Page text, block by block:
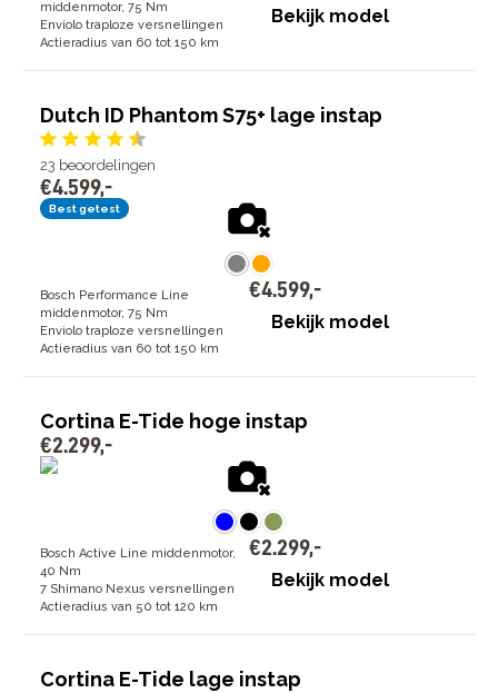
middenmotor, 75 Nm
Enviolo traploze versnellingen
Actieradius van 60 tot 150 km
Bekijk model
Dutch ID Phantom S75+ lage instap
23 beoordelingen
€4.599,-
Best getest
Bosch Performance Line
middenmotor, 75 Nm
Enviolo traploze versnellingen
Actieradius van 60 tot 150 km
€4.599,-
Bekijk model
Cortina E-Tide hoge instap
€2.299,-
Bosch Active Line middenmotor,
40 Nm
7 Shimano Nexus versnellingen
Actieradius van 50 tot 120 km
€2.299,-
Bekijk model
Cortina E-Tide lage instap